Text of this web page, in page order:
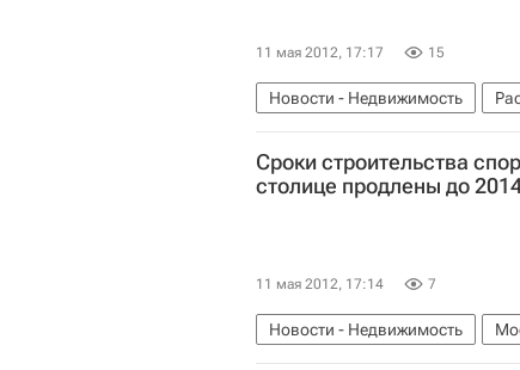
11 мая 2012, 17:17 15
Новости - Недвижимость
Московская область
Сроки строительства
столице продлены до
11 мая 2012, 17:14 7
Новости - Недвижимость